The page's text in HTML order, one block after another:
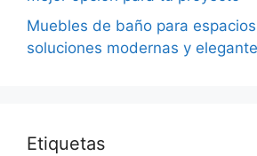
Muebles de baño para
soluciones modernas y
Etiquetas